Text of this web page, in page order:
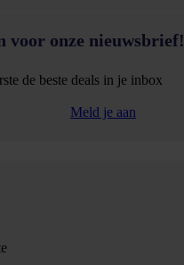
voor onze nieuwsbrief!
de beste deals in je inbox
Meld je aan